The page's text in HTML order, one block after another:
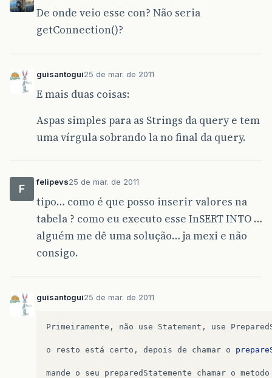
De onde veio esse con? Não seria
getConnection()?
guisantogui25 de mar. de 2011
E mais duas coisas:
Aspas simples para as Strings da query e tem
uma vírgula sobrando la no final da query.
F
felipevs25 de mar. de 2011
tipo… como é que posso inserir valores na
tabela ? como eu executo esse InSERT INTO …
alguém me dê uma solução… ja mexi e não
consigo.
guisantogui25 de mar. de 2011
Primeiramente , não use Statement , use
o resto está certo , depois de chamar o
mande o seu preparedStatemente chamar o metodo